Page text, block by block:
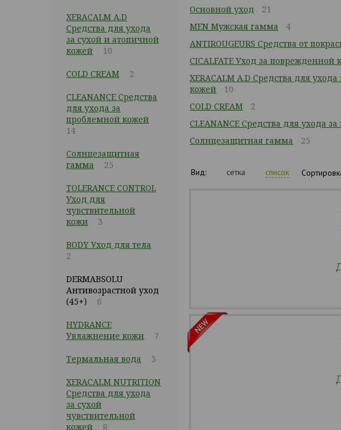
XERACALM A.D
Средства для ухода
за сухой и атопичной
кожей
10
COLD CREAM 2
CLEANANCE Средства
для ухода за
проблемной кожей
14
Cолнцезащитная
гамма
25
TOLERANCE CONTROL
Уход для
чувствительной
кожи
3
BODY Уход для тела
2
DERMABSOLU
Антивозрастной уход
(45+)
6
HYDRANCE
Увлажнение кожи
7
Термальная вода 3
XERACALM NUTRITION
Средства для ухода
за сухой
чувствительной
кожей
8
Основной уход
21
MEN Мужская гамма
4
ANTIROUGEURS Средства от
CICALFATE Уход за поврежденной
XERACALM A.D Средства для
кожей
10
COLD CREAM
2
CLEANANCE Средства для ухода
Cолнцезащитная гамма
25
Вид: сетка список